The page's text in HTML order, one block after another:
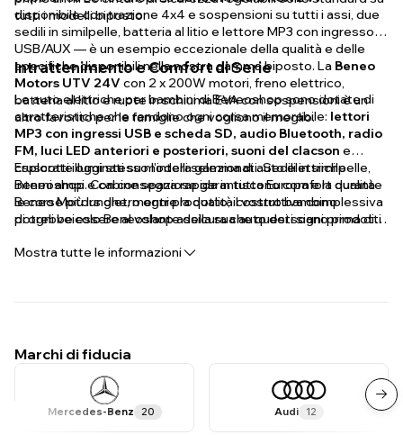
tutti i modelli biposto.
disponibile con trazione 4x4 e sospensioni su tutti i assi, due
sedili in similpelle, batteria al litio e lettore MP3 con ingresso
USB/AUX — è un esempio eccezionale della qualità e delle
specifiche disponibili nella nostra gamma biposto. La Beneo
Motors UTV 24V con 2 x 200W motori, freno elettrico,
batteria al litio e ruote in schiuma EVA con sospensioni è un
altro favorito per le famiglie che vogliono il meglio.
Intrattenimento e Comfort di Serie
Le auto elettriche per bambini di Beneoshop sono dotate di
caratteristiche che rendono ogni corsa memorabile: lettori
MP3 con ingressi USB e scheda SD, audio Bluetooth, radio
FM, luci LED anteriori e posteriori, suoni del clacson e
cruscotti illuminati su modelli selezionati. Sedili in similpelle,
interni ampi e cabine spaziose garantiscono comfort durante
le corse più lunghe, mentre la qualità costruttiva complessiva
di ogni veicolo Beneoshop assicura che questi siano prodotti
Esplorate oggi stesso l'intera gamma di auto elettriche
Beneoshop. Con consegna rapida in tutta Europa e la qualità
Beneo Motors dietro ogni prodotto, il vostro bambino
potrebbe essere al volante della sua auto dei sogni prima di
Mostra tutte le informazioni
Marchi di fiducia
Mercedes-Benz 20 Audi 12